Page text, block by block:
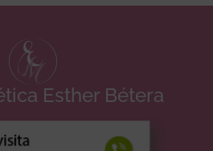
Esther Bétera